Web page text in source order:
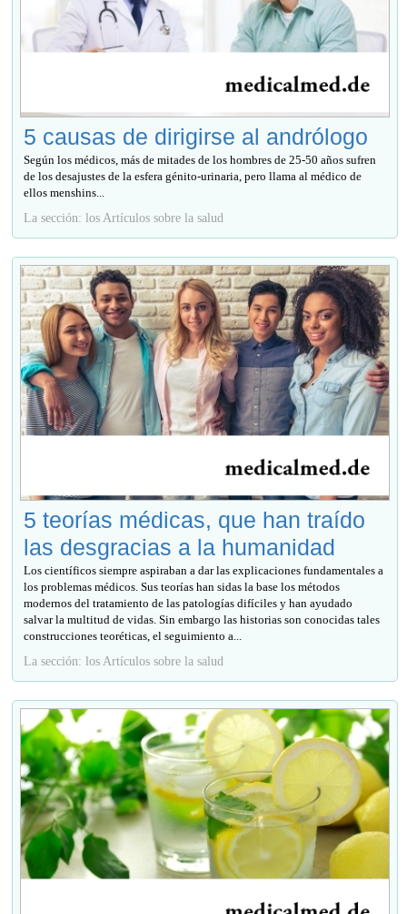
5 causas de dirigirse al andrólogo
Según los médicos, más de mitades de los hombres de 25-50 años sufren
de los desajustes de la esfera génito-urinaria, pero llama al médico de
ellos menshins...
La sección: los Artículos sobre la salud
5 teorías médicas, que han traído
las desgracias a la humanidad
Los científicos siempre aspiraban a dar las explicaciones fundamentales a
los problemas médicos. Sus teorías han sidas la base los métodos
modernos del tratamiento de las patologías difíciles y han ayudado
salvar la multitud de vidas. Sin embargo las historias son conocidas tales
construcciones teoréticas, el seguimiento a...
La sección: los Artículos sobre la salud